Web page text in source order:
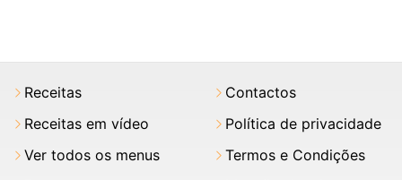
Receitas
Receitas em vídeo
Ver todos os menus
Contactos
Política de privacidade
Termos e Condições